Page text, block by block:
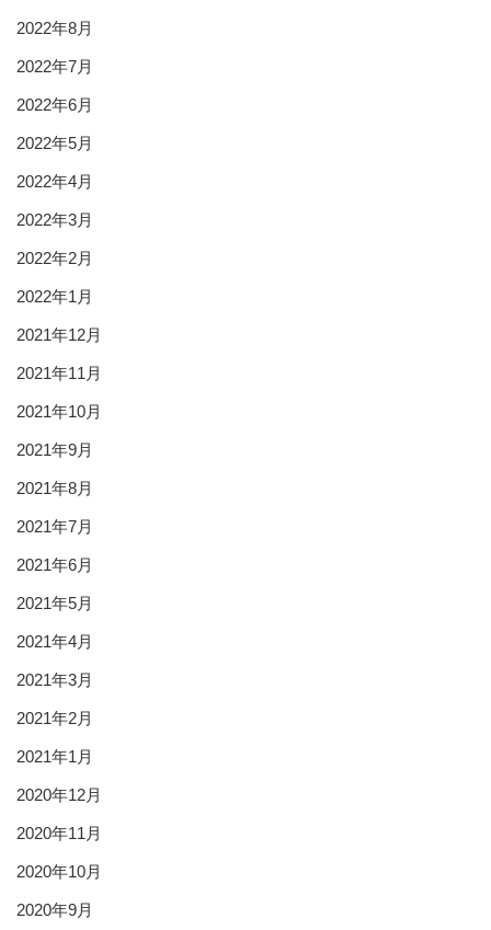
2022年8月
2022年7月
2022年6月
2022年5月
2022年4月
2022年3月
2022年2月
2022年1月
2021年12月
2021年11月
2021年10月
2021年9月
2021年8月
2021年7月
2021年6月
2021年5月
2021年4月
2021年3月
2021年2月
2021年1月
2020年12月
2020年11月
2020年10月
2020年9月